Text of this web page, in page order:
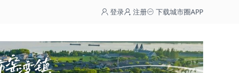
登录 注册 下载城市圈APP